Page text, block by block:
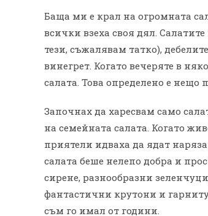
Баща ми е крал на огромната
всички взеха своя дял.
тези, съжалявам татко),
винегрет. Когато вечеряте в
салата. Това определено е нещо
Започнах да харесвам само
на семейната салата. Когато
приятели идваха да ядат
салата беше нелепо добра и
сирене, разнообразни
фантастични крутони и
съм го имал от години.